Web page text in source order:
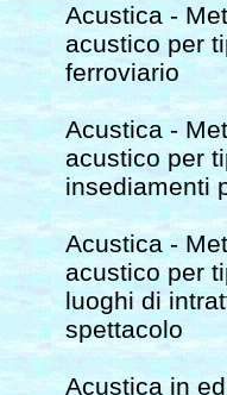
Acustica -
acustico per
ferroviario
Acustica -
acustico per
insediamenti
Acustica -
acustico per
luoghi di
spettacolo
Acustica in